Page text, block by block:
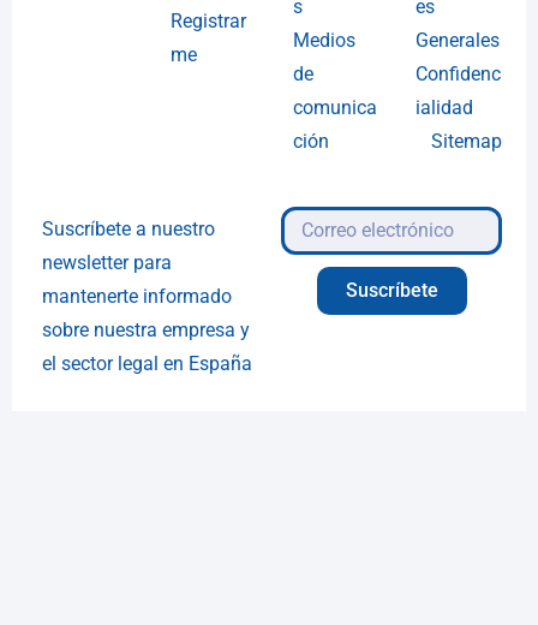
Registrar
me
s
Medios
de
comunica
ción
es
Generales
Confidenc
ialidad
Sitemap
Suscríbete a nuestro
newsletter para
mantenerte informado
sobre nuestra empresa y
el sector legal en España
Suscríbete